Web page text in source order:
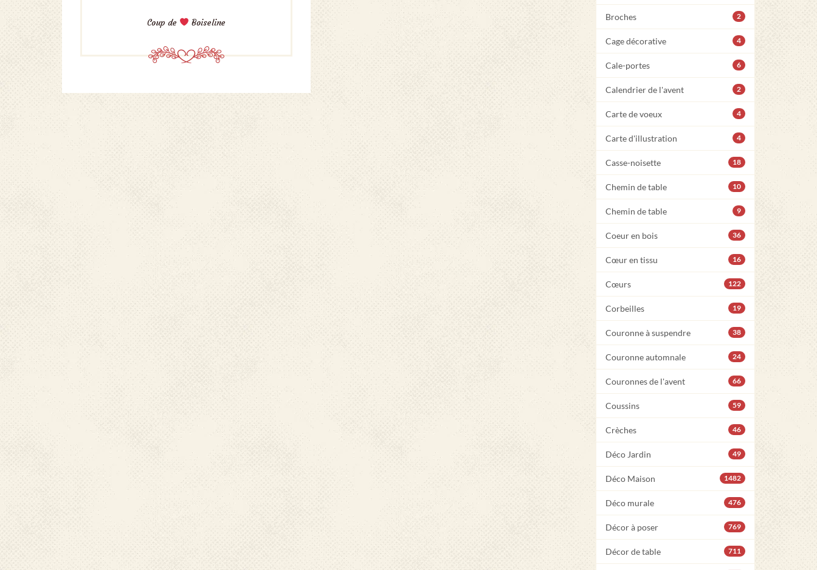
Coup de Boiseline
Broches 2
Cage décorative 4
Cale-portes 6
Calendrier de l'avent 2
Carte de voeux 4
Carte d'illustration 4
Casse-noisette 18
Chemin de table 10
Chemin de table 9
Coeur en bois 36
Cœur en tissu 16
Cœurs 122
Corbeilles 19
Couronne à suspendre 38
Couronne automnale 24
Couronnes de l'avent 66
Coussins 59
Crèches 46
Déco Jardin 49
Déco Maison 1482
Déco murale 476
Décor à poser 769
Décor de table 711